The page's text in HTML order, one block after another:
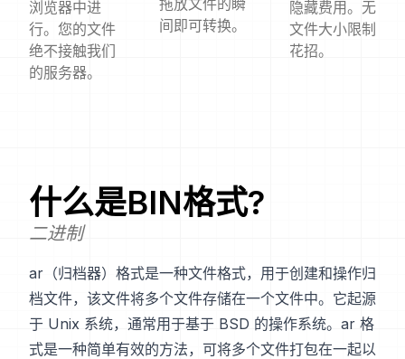
浏览器中进
行。您的文件
绝不接触我们
的服务器。
拖放文件的瞬
间即可转换。
隐藏费用。无
文件大小限制
花招。
什么是BIN格式?
二进制
ar（归档器）格式是一种文件格式，用于创建和操作归
档文件，该文件将多个文件存储在一个文件中。它起源
于 Unix 系统，通常用于基于 BSD 的操作系统。ar 格
式是一种简单有效的方法，可将多个文件打包在一起以